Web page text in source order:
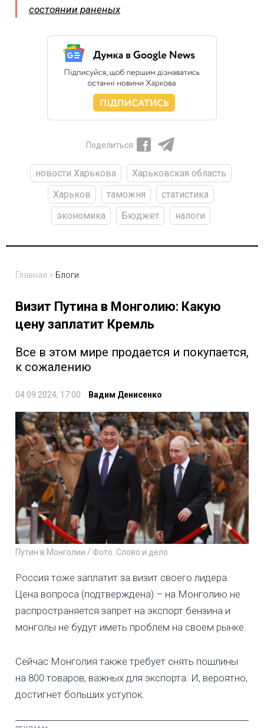
состоянии раненых
Поделиться
новости Харькова
Харьковская область
Харьков
таможня
статистика
экономика
Бюджет налоги
Главная > Блоги
Визит Путина в Монголию: Какую
цену заплатит Кремль
Все в этом мире продается и покупается,
к сожалению
04.09.2024, 17:00 Вадим Денисенко
Путин в Монголии / Фото: Слово и дело
Россия тоже заплатит за визит своего лидера.
Цена вопроса (подтверждена) – на Монголию не
распространяется запрет на экспорт бензина и
монголы не будут иметь проблем на своем рынке.
Сейчас Монголия также требует снять пошлины
на 800 товаров, важных для экспорта. И, вероятно,
достигнет больших уступок.